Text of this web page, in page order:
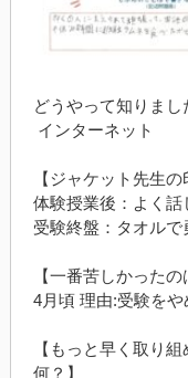
どうやって知りまし
インターネット
【ジャケット先生
体験授業後：よく
受験終盤：タオル
【一番苦しかった
4月頃 理由:受験を
【もっと早く取り
何？】